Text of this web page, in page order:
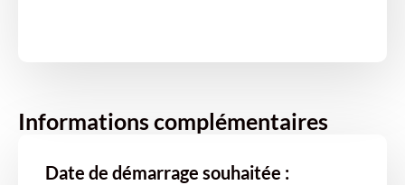
Informations complémentaires
Date de démarrage souhaitée :